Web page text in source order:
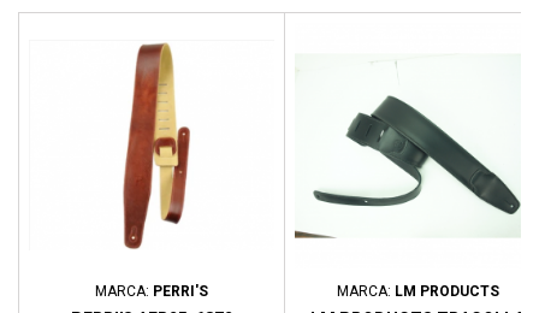
MARCA: PERRI'S MARCA: LM PRODUCTS